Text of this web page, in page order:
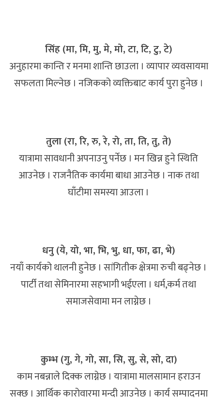
सिंह (मा, मि, मु, मे, मो, टा, टि, टु, टे)
अनुहारमा कान्ति र मनमा शान्ति छाउला । व्यापार व्यवसायमा
सफलता मिल्नेछ । नजिकको व्यक्तिबाट कार्य पुरा हुनेछ ।
तुला (रा, रि, रु, रे, रो, ता, ति, तु, ते)
यात्रामा सावधानी अपनाउनु पर्नेछ । मन खिन्न हुने स्थिति
आउनेछ । राजनैतिक कार्यमा बाधा आउनेछ । नाक तथा
घाँटीमा समस्या आउला ।
धनु (ये, यो, भा, भि, भु, धा, फा, ढा, भे)
नयाँ कार्यको थालनी हुनेछ । सांगितीक क्षेत्रमा रुची बढ्नेछ ।
पार्टी तथा सेमिनारमा सहभागी भईएला । धर्म,कर्म तथा
समाजसेवामा मन लाग्नेछ ।
कुम्भ (गु, गे, गो, सा, सि, सु, से, सो, दा)
काम नबन्नाले दिक्क लाग्नेछ । यात्रामा मालसामान हराउन
सक्छ । आर्थिक कारोवारमा मन्दी आउनेछ । कार्य सम्पादनमा